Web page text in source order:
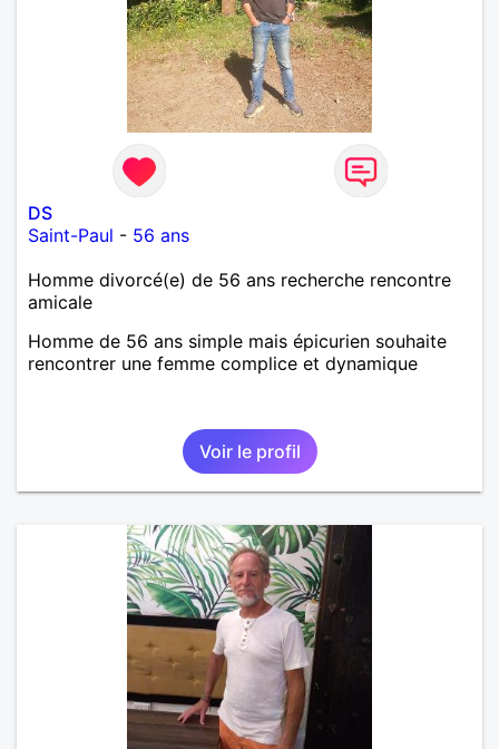
DS
Saint-Paul - 56 ans
Homme divorcé(e) de 56 ans recherche rencontre
amicale
Homme de 56 ans simple mais épicurien souhaite
rencontrer une femme complice et dynamique
Voir le profil